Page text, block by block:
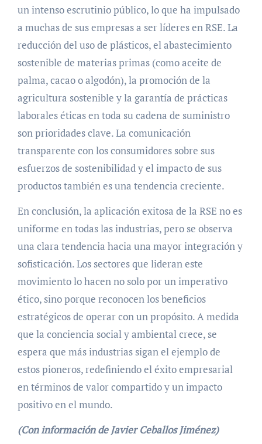
un intenso escrutinio público, lo que ha impulsado
a muchas de sus empresas a ser líderes en RSE. La
reducción del uso de plásticos, el abastecimiento
sostenible de materias primas (como aceite de
palma, cacao o algodón), la promoción de la
agricultura sostenible y la garantía de prácticas
laborales éticas en toda su cadena de suministro
son prioridades clave. La comunicación
transparente con los consumidores sobre sus
esfuerzos de sostenibilidad y el impacto de sus
productos también es una tendencia creciente.
En conclusión, la aplicación exitosa de la RSE no es
uniforme en todas las industrias, pero se observa
una clara tendencia hacia una mayor integración y
sofisticación. Los sectores que lideran este
movimiento lo hacen no solo por un imperativo
ético, sino porque reconocen los beneficios
estratégicos de operar con un propósito. A medida
que la conciencia social y ambiental crece, se
espera que más industrias sigan el ejemplo de
estos pioneros, redefiniendo el éxito empresarial
en términos de valor compartido y un impacto
positivo en el mundo.
(Con información de Javier Ceballos Jiménez)